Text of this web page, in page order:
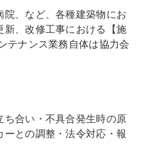
院、など、各種建築物にお
新、改修工事における【施
テナンス業務自体は協力会
ち合い・不具合発生時の原
ーとの調整・法令対応・報